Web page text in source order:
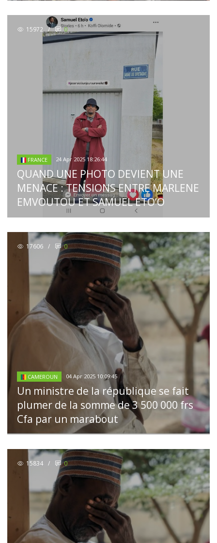
15972 / 0
FRANCE 24 Apr 2025 18:26:44
QUAND UNE PHOTO DEVIENT UNE
MENACE : TENSIONS ENTRE MARLENE
EMVOUTOU ET SAMUEL ETO’O
17606 / 0
CAMEROUN 04 Apr 2025 10:09:45
Un ministre de la république se fait
plumer de la somme de 3 500 000 frs
Cfa par un marabout
15834 / 0